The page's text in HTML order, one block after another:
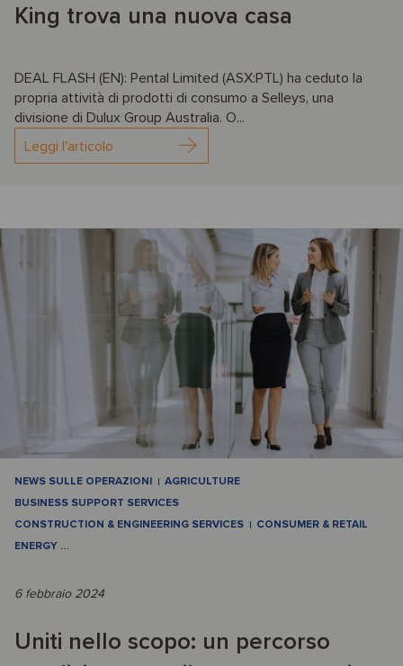
King trova una nuova casa
DEAL FLASH (EN): Pental Limited (ASX:PTL) ha ceduto la
propria attività di prodotti di consumo a Selleys, una
divisione di Dulux Group Australia. O...
Leggi l'articolo
NEWS SULLE OPERAZIONI
AGRICULTURE
BUSINESS SUPPORT SERVICES
CONSTRUCTION & ENGINEERING SERVICES
CONSUMER & RETAIL
ENERGY …
6 febbraio 2024
Uniti nello scopo: un percorso